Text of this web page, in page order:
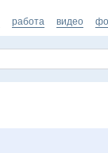
работа видео